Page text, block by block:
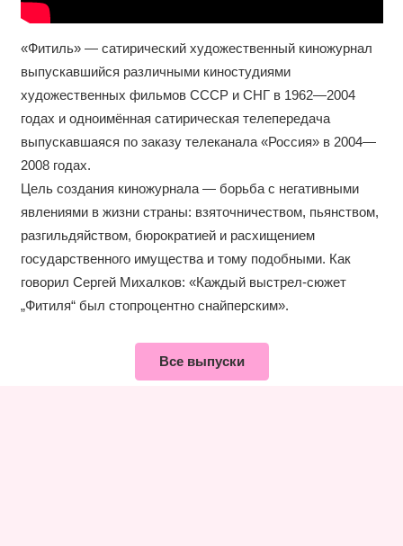
«Фитиль» — сатирический художественный киножурнал
выпускавшийся различными киностудиями
художественных фильмов СССР и СНГ в 1962—2004
годах и одноимённая сатирическая телепередача
выпускавшаяся по заказу телеканала «Россия» в 2004—
2008 годах.
Цель создания киножурнала — борьба с негативными
явлениями в жизни страны: взяточничеством, пьянством,
разгильдяйством, бюрократией и расхищением
государственного имущества и тому подобными. Как
говорил Сергей Михалков: «Каждый выстрел-сюжет
„Фитиля“ был стопроцентно снайперским».
Все выпуски